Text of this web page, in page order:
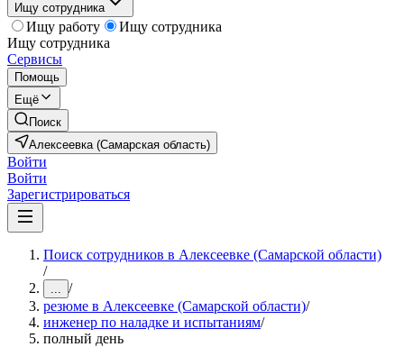
Ищу сотрудника
Ищу работу
Ищу сотрудника
Ищу сотрудника
Сервисы
Помощь
Ещё
Поиск
Алексеевка (Самарская область)
Войти
Войти
Зарегистрироваться
Поиск сотрудников в Алексеевке (Самарской области)
/
... /
резюме в Алексеевке (Самарской области)/
инженер по наладке и испытаниям/
полный день